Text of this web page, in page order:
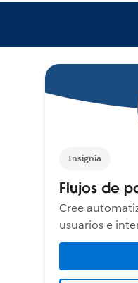
Insignia
Flujos de
Cree
usuarios e